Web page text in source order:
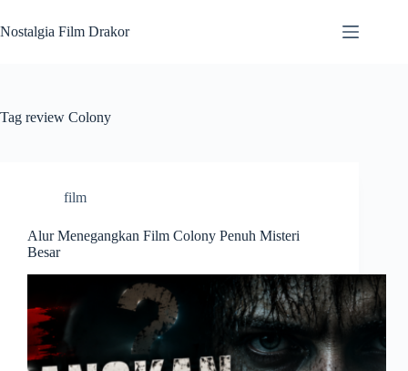
to
content
Nostalgia Film Drakor
Tag review Colony
film
Alur Menegangkan Film Colony Penuh Misteri
Besar